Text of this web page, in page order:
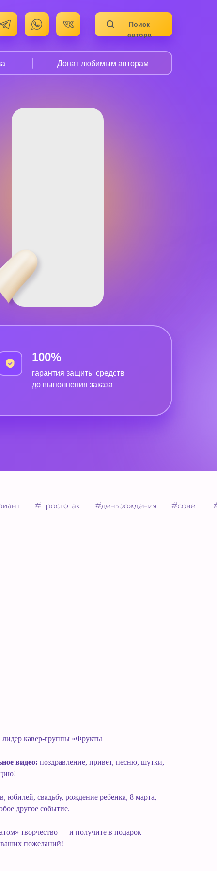
Поиск
автора
Донат любимым авторам
гарантия защиты средств
до выполнения заказа
100%
кавер-группы «Фрукты
видео: поздравление, привет, песню, шутки,
юбилей, свадьбу, рождение ребенка, 8 марта,
другое событие.
творчество — и получите в подарок
ваших пожеланий!